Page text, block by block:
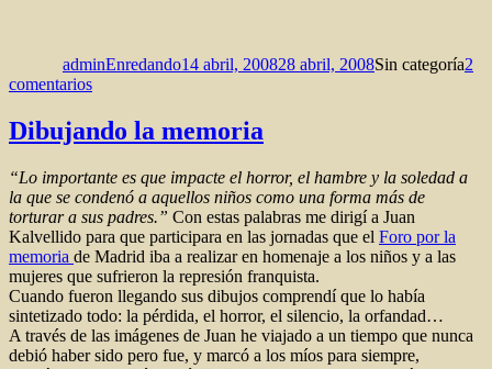
adminEnredando14 abril, 200828 abril, 2008Sin categoría2
comentariosen
memoriam»
Dibujando la memoria
“Lo importante es que impacte el horror, el hambre y la soledad a
la que se condenó a aquellos niños como una forma más de
torturar a sus padres.” Con estas palabras me dirigí a Juan
Kalvellido para que participara en las jornadas que el Foro por la
memoria de Madrid iba a realizar en homenaje a los niños y a las
mujeres que sufrieron la represión franquista.
Cuando fueron llegando sus dibujos comprendí que lo había
sintetizado todo: la pérdida, el horror, el silencio, la orfandad…
A través de las imágenes de Juan he viajado a un tiempo que nunca
debió haber sido pero fue, y marcó a los míos para siempre,